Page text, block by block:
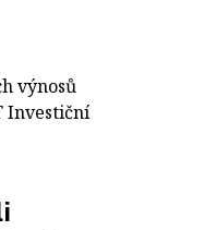
výnosů
Investiční